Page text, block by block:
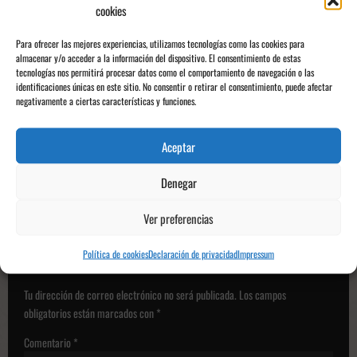
cookies
Para ofrecer las mejores experiencias, utilizamos tecnologías como las cookies para
almacenar y/o acceder a la información del dispositivo. El consentimiento de estas
tecnologías nos permitirá procesar datos como el comportamiento de navegación o las
identificaciones únicas en este sitio. No consentir o retirar el consentimiento, puede afectar
negativamente a ciertas características y funciones.
Aceptar
Denegar
Ver preferencias
Política de cookiesDeclaración de privacidadImpressum
clasificación, y cierra el domingo 28 de junio con la carrera principal, que se
N
a
g
n
d
e
Anterior:
Revolución en la UB Conquense: un proyecto para buscar el
ascenso
Previa GP de Gran Bretaña 2026 Hamilton manda en Silverstone y
Ferrari llega con mejoras para pelear con Mercedes
Deja una respuesta
Tu dirección de correo electrónico no será publicada. Los campos
obligatorios están marcados con*
Comentario *